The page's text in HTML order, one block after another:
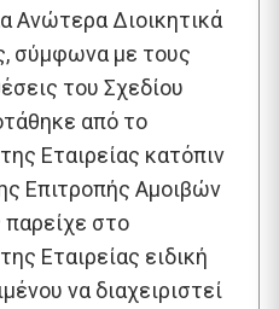
Ανώτερα Διοικητικά
σύμφωνα με τους
του Σχεδίου
από το
Εταιρείας κατόπιν
Επιτροπής Αμοιβών
παρείχε στο
Εταιρείας ειδική
να διαχειριστεί